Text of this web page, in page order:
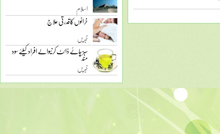
اسلام
خراٹوں کا قدرتی علاج
خبریں
سبز چائے ڈائٹ کرنیوالے افراد کیلئے سود
مند
خبریں